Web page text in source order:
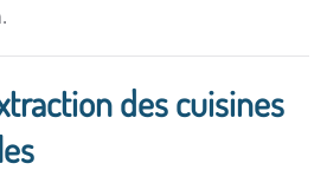
des cuisines